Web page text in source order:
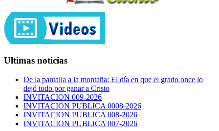
Ultimas noticias
De la pantalla a la montaña: El día en que el grado once lo
dejó todo por ganar a Cristo
INVITACION 009-2026
INVITACION PUBLICA 0008-2026
INVITACION PUBLICA 008-2026
INVITACION PUBLICA 007-2026